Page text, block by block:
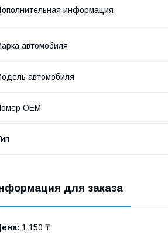
информация
автомобиля
автомобиля
OEM
для заказа
1 150 ₸